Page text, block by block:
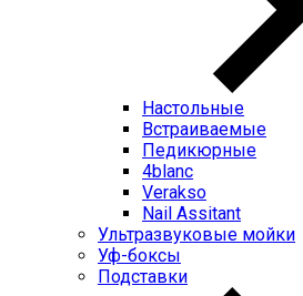
Настольные
Встраиваемые
Педикюрные
4blanc
Verakso
Nail Assitant
Ультразвуковые мойки
Уф-боксы
Подставки